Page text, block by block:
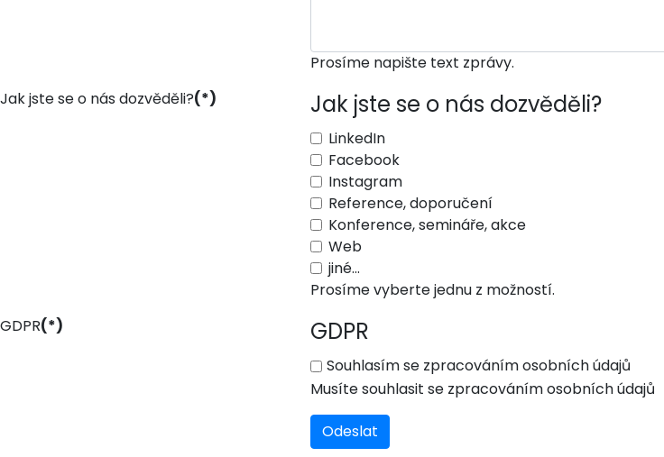
Prosíme napište text zprávy.
Jak jste se o nás dozvěděli?(*) Jak jste se o nás dozvěděli?
LinkedIn
Facebook
Instagram
Reference, doporučení
Konference, semináře, akce
Web
jiné...
Prosíme vyberte jednu z možností.
GDPR(*) GDPR
Souhlasím se zpracováním osobních údajů
Musíte souhlasit se zpracováním osobních údajů
Odeslat